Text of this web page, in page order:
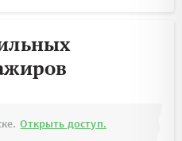
Открыть доступ.